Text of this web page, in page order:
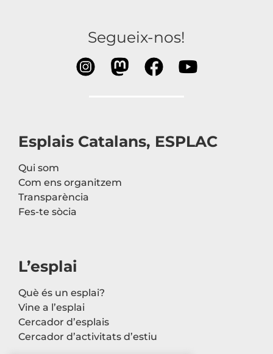
Segueix-nos!
Esplais Catalans, ESPLAC
Qui som
Com ens organitzem
Transparència
Fes-te sòcia
L’esplai
Què és un esplai?
Vine a l’esplai
Cercador d’esplais
Cercador d’activitats d’estiu